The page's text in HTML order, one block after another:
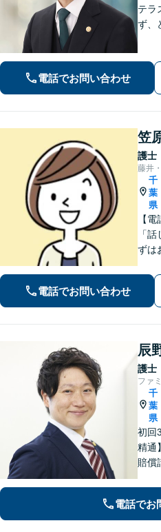
テラ
ず、
幅
可
電話でお問い合わせ
笠
護士
藤井
千
葉
県
【
「
ずは
件
応
【葭
電話でお問い合わせ
辰
護士
ファ
千
葉
県
初回
精通
賠償
な事
内に
電話でお